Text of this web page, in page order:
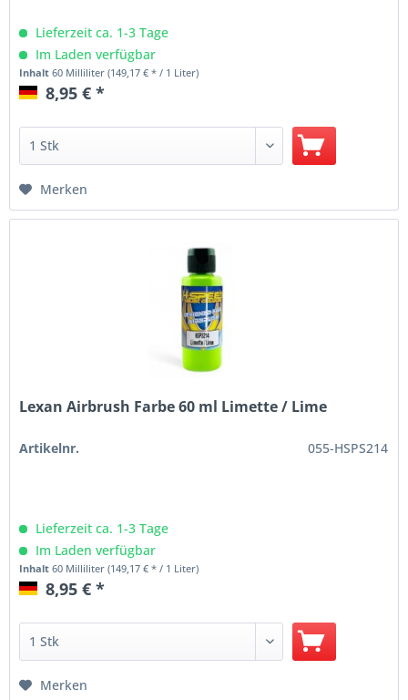
Lieferzeit ca. 1-3 Tage
Im Laden verfügbar
Inhalt60 Milliliter(149,17 € * / 1 Liter)
8,95 € *
Merken
Lexan Airbrush Farbe 60 ml Limette / Lime
Artikelnr. 055-HSPS214
Lieferzeit ca. 1-3 Tage
Im Laden verfügbar
Inhalt60 Milliliter(149,17 € * / 1 Liter)
8,95 € *
Merken